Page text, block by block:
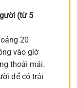
(từ 5
20
vào giờ
thoải mái.
để có trải